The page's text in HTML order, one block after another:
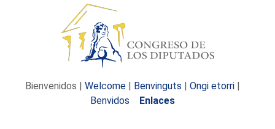
Bienvenidos | Welcome | Benvinguts | Ongi etorri |
Benvidos
Enlaces